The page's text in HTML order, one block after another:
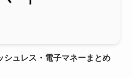
ュレス・電子マネーまとめ